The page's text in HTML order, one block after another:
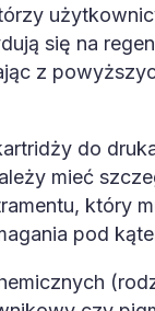
się na
z
do
mieć
który
pod